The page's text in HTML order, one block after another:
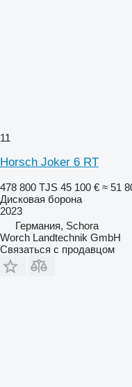
11
Horsch Joker 6 RT
478 800 TJS 45 100 € ≈ 51
Дисковая борона
2023
Германия, Schora
Worch Landtechnik GmbH
Связаться с продавцом